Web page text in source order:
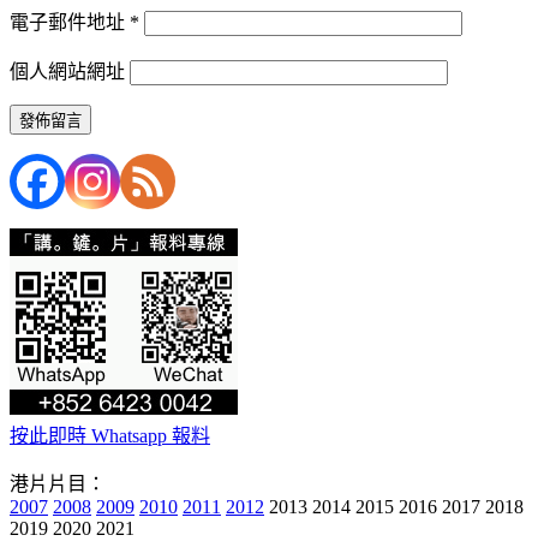
電子郵件地址 *
個人網站網址
按此即時 Whatsapp 報料
港片片目：
2007 2008 2009 2010 2011 2012 2013 2014 2015 2016 2017 2018
2019 2020 2021